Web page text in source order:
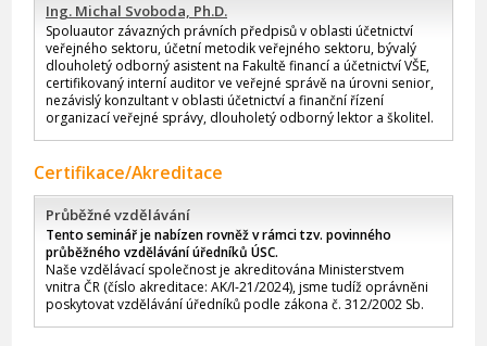
Ing. Michal Svoboda, Ph.D.
Spoluautor závazných právních předpisů v oblasti účetnictví
veřejného sektoru, účetní metodik veřejného sektoru, bývalý
dlouholetý odborný asistent na Fakultě financí a účetnictví VŠE,
certifikovaný interní auditor ve veřejné správě na úrovni senior,
nezávislý konzultant v oblasti účetnictví a finanční řízení
organizací veřejné správy, dlouholetý odborný lektor a školitel.
Certifikace/Akreditace
Průběžné vzdělávání
Tento seminář je nabízen rovněž v rámci tzv. povinného
průběžného vzdělávání úředníků ÚSC.
Naše vzdělávací společnost je akreditována Ministerstvem
vnitra ČR (číslo akreditace: AK/I-21/2024), jsme tudíž oprávněni
poskytovat vzdělávání úředníků podle zákona č. 312/2002 Sb.